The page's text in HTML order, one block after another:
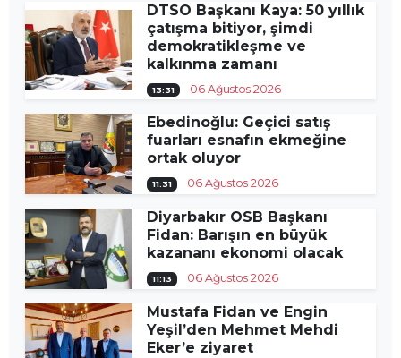
DTSO Başkanı Kaya: 50 yıllık
çatışma bitiyor, şimdi
demokratikleşme ve
kalkınma zamanı
13:31 06 Ağustos 2026
Ebedinoğlu: Geçici satış
fuarları esnafın ekmeğine
ortak oluyor
11:31 06 Ağustos 2026
Diyarbakır OSB Başkanı
Fidan: Barışın en büyük
kazananı ekonomi olacak
11:13 06 Ağustos 2026
Mustafa Fidan ve Engin
Yeşil’den Mehmet Mehdi
Eker’e ziyaret